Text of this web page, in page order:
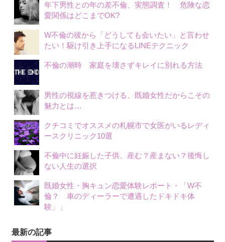
年下男性との年の差不倫、実態調査！ 危険な恋
愛関係はどこまでOK?
W不倫の彼から「どうしても会いたい」と言わせ
たい！駆け引き上手になるLINEテクニック
不倫の潮時 家庭を壊さずキレイに別れる方法
男性の視線を惹きつける、既婚女性だからこその
魅力とは…
クチコミでオススメの札幌市で女医がいるレディ
ースクリニック10選
不倫中に妊娠した子供、産む？産まない？後悔し
ない人生の選択
既婚女性・胸キュン恋愛体験レポート・「W不
倫？ 車のディーラーで遭遇したドキドキ体
験」」
最新の記事